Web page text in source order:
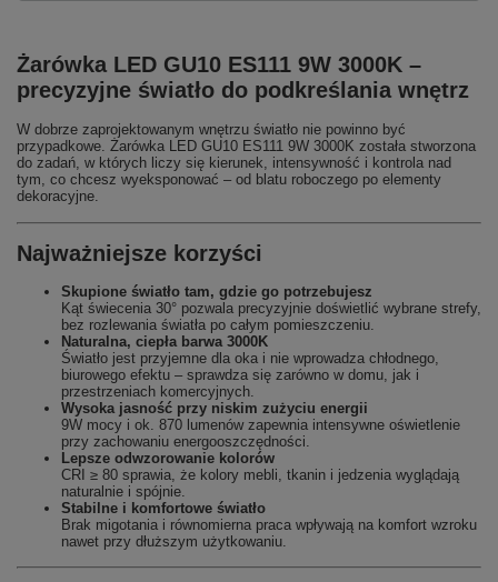
Żarówka LED GU10 ES111 9W 3000K –
precyzyjne światło do podkreślania wnętrz
W dobrze zaprojektowanym wnętrzu światło nie powinno być
przypadkowe. Żarówka LED GU10 ES111 9W 3000K została stworzona
do zadań, w których liczy się kierunek, intensywność i kontrola nad
tym, co chcesz wyeksponować – od blatu roboczego po elementy
dekoracyjne.
Najważniejsze korzyści
Skupione światło tam, gdzie go potrzebujesz
Kąt świecenia 30° pozwala precyzyjnie doświetlić wybrane strefy,
bez rozlewania światła po całym pomieszczeniu.
Naturalna, ciepła barwa 3000K
Światło jest przyjemne dla oka i nie wprowadza chłodnego,
biurowego efektu – sprawdza się zarówno w domu, jak i
przestrzeniach komercyjnych.
Wysoka jasność przy niskim zużyciu energii
9W mocy i ok. 870 lumenów zapewnia intensywne oświetlenie
przy zachowaniu energooszczędności.
Lepsze odwzorowanie kolorów
CRI ≥ 80 sprawia, że kolory mebli, tkanin i jedzenia wyglądają
naturalnie i spójnie.
Stabilne i komfortowe światło
Brak migotania i równomierna praca wpływają na komfort wzroku
nawet przy dłuższym użytkowaniu.